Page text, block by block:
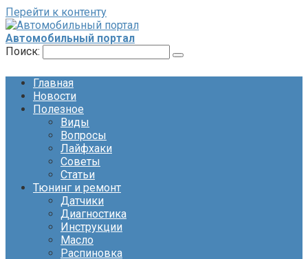
Перейти к контенту
Автомобильный портал
Поиск:
Главная
Новости
Полезное
Виды
Вопросы
Лайфхаки
Советы
Статьи
Тюнинг и ремонт
Датчики
Диагностика
Инструкции
Масло
Распиновка